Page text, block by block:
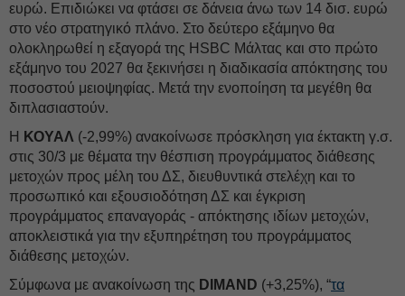
ευρώ. Επιδιώκει να φτάσει σε δάνεια άνω των 14 δισ. ευρώ
στο νέο στρατηγικό πλάνο. Στο δεύτερο εξάμηνο θα
ολοκληρωθεί η εξαγορά της HSBC Μάλτας και στο πρώτο
εξάμηνο του 2027 θα ξεκινήσει η διαδικασία απόκτησης του
ποσοστού μειοψηφίας. Μετά την ενοποίηση τα μεγέθη θα
διπλασιαστούν.
Η ΚΟΥΑΛ (-2,99%) ανακοίνωσε πρόσκληση για έκτακτη γ.σ.
στις 30/3 με θέματα την θέσπιση προγράμματος διάθεσης
μετοχών προς μέλη του ΔΣ, διευθυντικά στελέχη και το
προσωπικό και εξουσιοδότηση ΔΣ και έγκριση
προγράμματος επαναγοράς - απόκτησης ιδίων μετοχών,
αποκλειστικά για την εξυπηρέτηση του προγράμματος
διάθεσης μετοχών.
Σύμφωνα με ανακοίνωση της DIMAND (+3,25%), “τα